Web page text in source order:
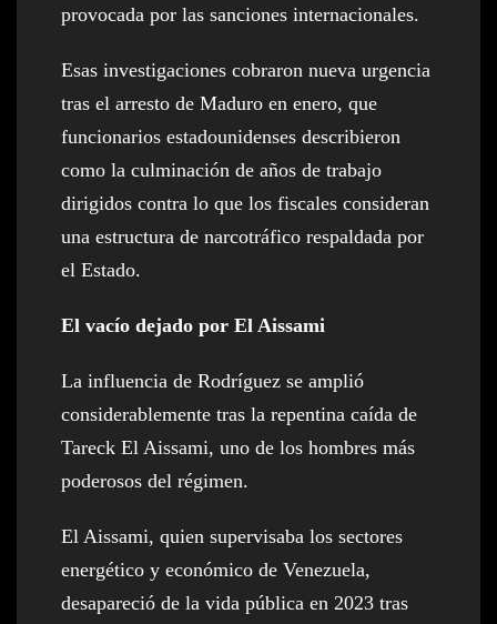
provocada por las sanciones internacionales.
Esas investigaciones cobraron nueva urgencia
tras el arresto de Maduro en enero, que
funcionarios estadounidenses describieron
como la culminación de años de trabajo
dirigidos contra lo que los fiscales consideran
una estructura de narcotráfico respaldada por
el Estado.
El vacío dejado por El Aissami
La influencia de Rodríguez se amplió
considerablemente tras la repentina caída de
Tareck El Aissami, uno de los hombres más
poderosos del régimen.
El Aissami, quien supervisaba los sectores
energético y económico de Venezuela,
desapareció de la vida pública en 2023 tras